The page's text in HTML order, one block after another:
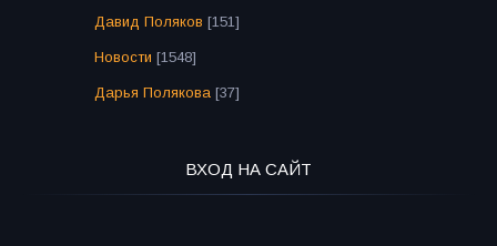
Давид Поляков [151]
Новости [1548]
Дарья Полякова [37]
ВХОД НА САЙТ